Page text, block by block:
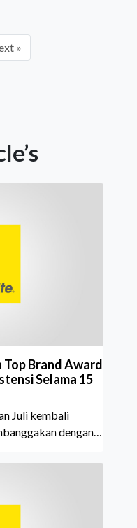
»
Top Brand Award
Selama 15
Juli kembali
dengan
menjadi semakin